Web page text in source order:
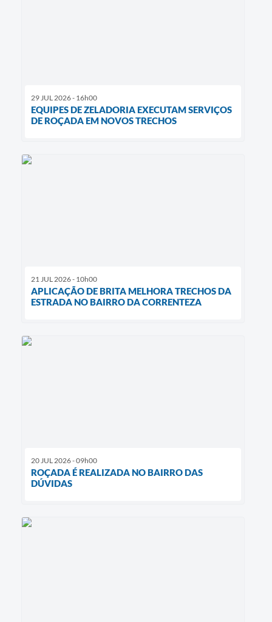
29 JUL 2026 - 16h00
EQUIPES DE ZELADORIA EXECUTAM SERVIÇOS
DE ROÇADA EM NOVOS TRECHOS
21 JUL 2026 - 10h00
APLICAÇÃO DE BRITA MELHORA TRECHOS DA
ESTRADA NO BAIRRO DA CORRENTEZA
20 JUL 2026 - 09h00
ROÇADA É REALIZADA NO BAIRRO DAS
DÚVIDAS